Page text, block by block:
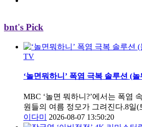
bnt's Pick
TV
‘놀면뭐하니’ 폭염 극복 솔루션 (놀
MBC ‘놀면 뭐하니?’에서는 폭염
원들의 여름 정모가 그려진다.8일(
이다미
2026-08-07 13:50:20